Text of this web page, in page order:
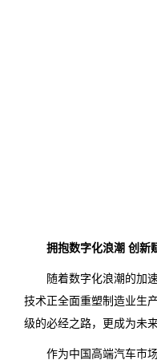
拥抱数字化浪潮 创新
随着数字化浪潮的加
技术正全面重塑制造业生
级的必经之路，更成为未
作为中国高端汽车市